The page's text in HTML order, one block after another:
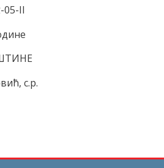
05-II
с.р.